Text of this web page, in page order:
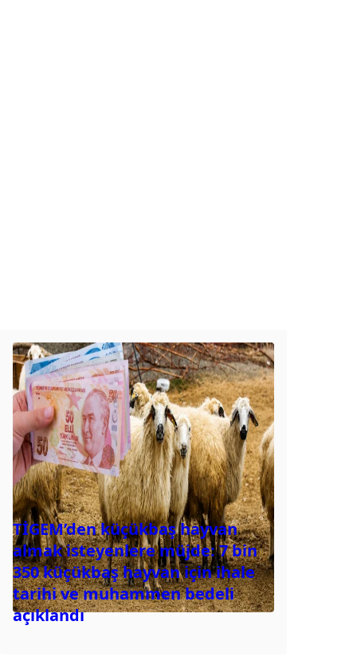
TİGEM’den küçükbaş hayvan
almak isteyenlere müjde: 7 bin
350 küçükbaş hayvan için ihale
tarihi ve muhammen bedeli
açıklandı